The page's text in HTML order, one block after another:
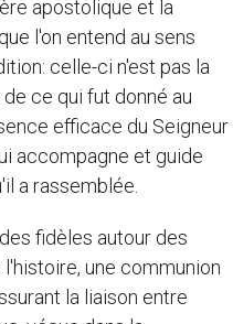
apostolique et la
l'on entend au sens
celle-ci n'est pas la
ce qui fut donné au
efficace du Seigneur
accompagne et guide
a rassemblée.
fidèles autour des
une communion
la liaison entre